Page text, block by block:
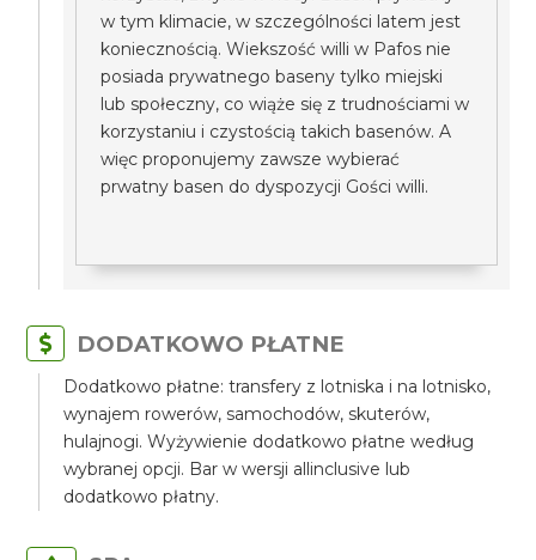
w tym klimacie, w szczególności latem jest
koniecznością. Wiekszość willi w Pafos nie
posiada prywatnego baseny tylko miejski
lub społeczny, co wiąże się z trudnościami w
korzystaniu i czystością takich basenów. A
więc proponujemy zawsze wybierać
prwatny basen do dyspozycji Gości willi.
DODATKOWO PŁATNE
Dodatkowo płatne: transfery z lotniska i na lotnisko,
wynajem rowerów, samochodów, skuterów,
hulajnogi. Wyżywienie dodatkowo płatne według
wybranej opcji. Bar w wersji allinclusive lub
dodatkowo płatny.